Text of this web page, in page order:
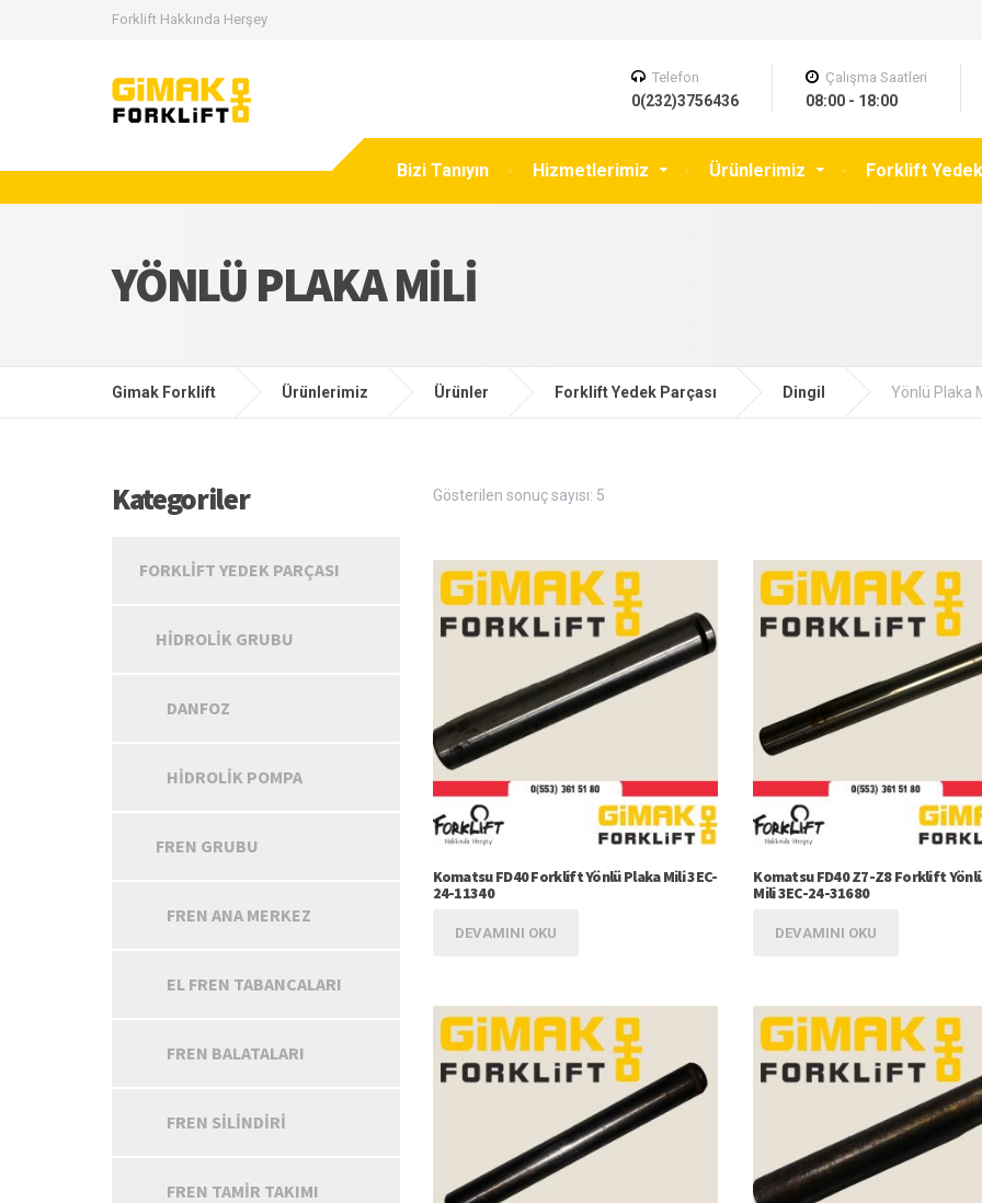
Forklift Hakkında Herşey
Bizi Tanıyın Hizmetlerimiz Ürünlerimiz Forklift
Telefon
0(232)3756436
Çalışma Saatleri
08:00 - 18:00
YÖNLÜ PLAKA MILI
Gimak Forklift Ürünlerimiz Ürünler Forklift Yedek Parçası Dingil Yönlü Plaka
Gösterilen sonuç sayısı: 5
Komatsu FD40 Forklift Yönlü Plaka Mili 3EC-
24-11340
DEVAMINI OKU
Komatsu FD40 Z7-Z8 Forklift
Mili 3EC-24-31680
DEVAMINI OKU
Kategoriler
FORKLIFT YEDEK PARÇASI
HIDROLIK GRUBU
DANFOZ
HIDROLIK POMPA
FREN GRUBU
FREN ANA MERKEZ
EL FREN TABANCALARI
FREN BALATALARI
FREN SILINDIRI
FREN TAMIR TAKIMI